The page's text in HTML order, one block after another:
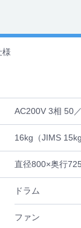
様
AC200V 3相 50
16kg（JIMS 15kg
直径800×奥行
ドラム
ファン